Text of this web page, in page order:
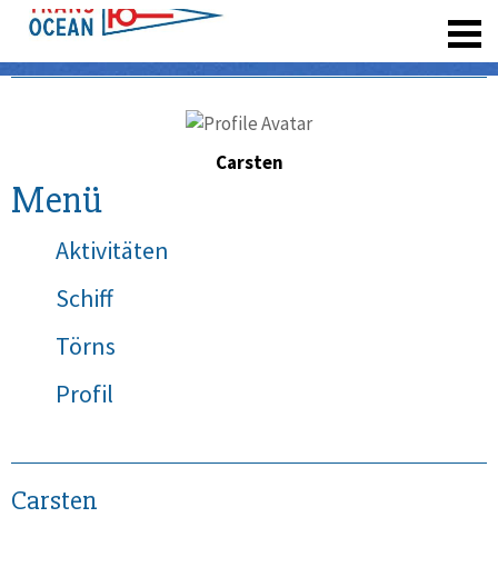
Carsten
Menü
Aktivitäten
Schiff
Törns
Profil
Carsten